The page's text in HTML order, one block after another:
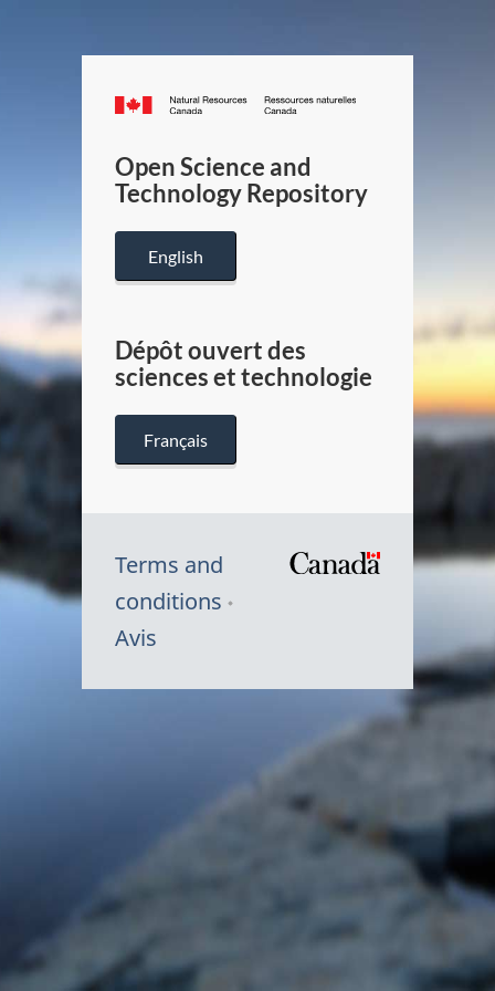
Canada.ca
/
Canada
Open Science and
Technology Repository
English
Dépôt ouvert des
sciences et technologie
Français
Terms and
conditions
Avis
du